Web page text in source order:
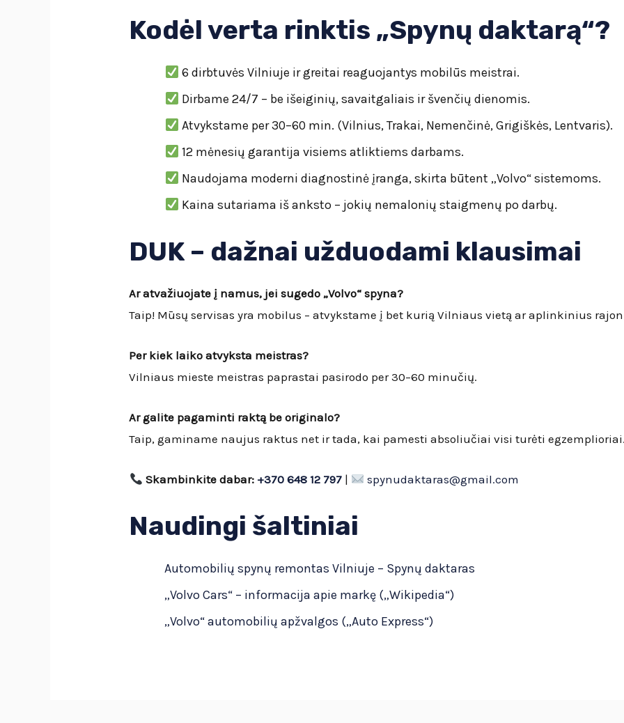
Kodėl verta rinktis „Spynų daktarą“?
6 dirbtuvės Vilniuje ir greitai reaguojantys mobilūs meistrai.
Dirbame 24/7 – be išeiginių, savaitgaliais ir švenčių dienomis.
Atvykstame per 30–60 min. (Vilnius, Trakai, Nemenčinė, Grigiškės, Lentvaris).
12 mėnesių garantija visiems atliktiems darbams.
Naudojama moderni diagnostinė įranga, skirta būtent „Volvo“ sistemoms.
Kaina sutariama iš anksto – jokių nemalonių staigmenų po darbų.
DUK – dažnai užduodami klausimai
Ar atvažiuojate į namus, jei sugedo „Volvo“ spyna?
Taip! Mūsų servisas yra mobilus – atvykstame į bet kurią Vilniaus vietą ar aplinkinius
Per kiek laiko atvyksta meistras?
Vilniaus mieste meistras paprastai pasirodo per 30–60 minučių.
Ar galite pagaminti raktą be originalo?
Taip, gaminame naujus raktus net ir tada, kai pamesti absoliučiai visi turėti
Skambinkite dabar: +370 648 12 797| spynudaktaras@gmail.com
Naudingi šaltiniai
Automobilių spynų remontas Vilniuje – Spynų daktaras
„Volvo Cars“ – informacija apie markę („Wikipedia“)
„Volvo“ automobilių apžvalgos („Auto Express“)